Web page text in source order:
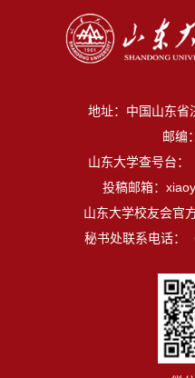
地址：中国山东
邮编
山东大学查号台
投稿邮箱：
山东大学校友会官
秘书处联系电话：